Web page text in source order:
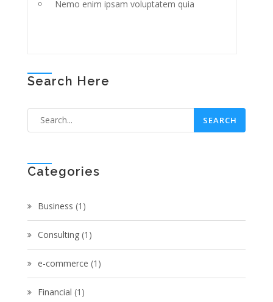
Nemo enim ipsam voluptatem quia
Search Here
Categories
Business (1)
Consulting(1)
e-commerce (1)
Financial (1)